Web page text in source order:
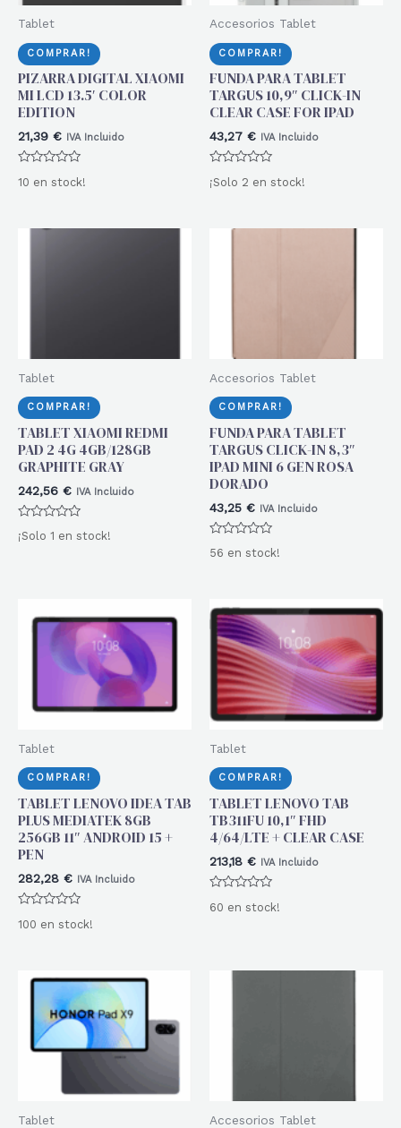
Tablet
COMPRAR!
PIZARRA DIGITAL XIAOMI
MI LCD 13.5′ COLOR
EDITION
21,39 € IVA Incluido
con
10 en stock!
Accesorios Tablet
COMPRAR!
FUNDA PARA TABLET
TARGUS 10,9″ CLICK-IN
CLEAR CASE FOR IPAD
43,27 € IVA Incluido
con
¡Solo 2 en stock!
Tablet
COMPRAR!
TABLET XIAOMI REDMI
PAD 2 4G 4GB/128GB
GRAPHITE GRAY
242,56 € IVA Incluido
Valorado
con
¡Solo 1 en stock!
Accesorios Tablet
COMPRAR!
FUNDA PARA TABLET
TARGUS CLICK-IN 8,3″
IPAD MINI 6 GEN ROSA
DORADO
43,25 € IVA Incluido
con
56 en stock!
Tablet
COMPRAR!
TABLET LENOVO IDEA TAB
PLUS MEDIATEK 8GB
256GB 11″ ANDROID 15 +
PEN
282,28 € IVA Incluido
con
100 en stock!
Tablet
COMPRAR!
TABLET LENOVO TAB
TB311FU 10,1″ FHD
4/64/LTE + CLEAR CASE
213,18 € IVA Incluido
con
60 en stock!
Tablet Accesorios Tablet